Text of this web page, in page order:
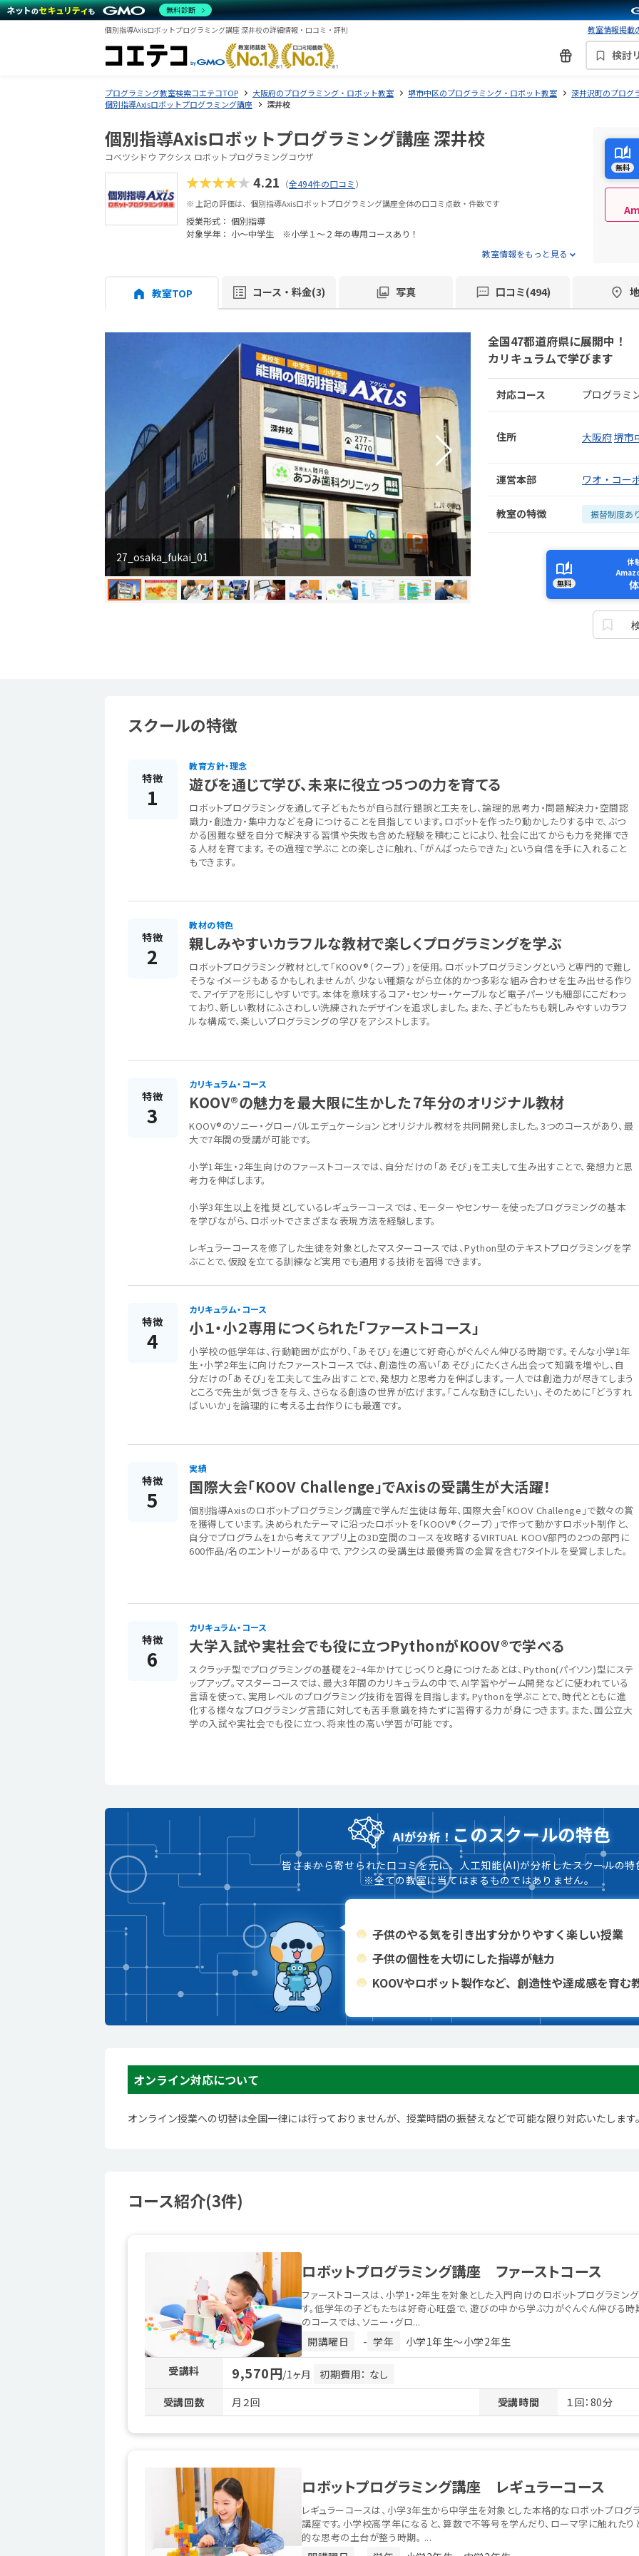
個別指導Axisロボットプログラミング講座 深井校の詳細情報・口コミ・評判 教室情報掲載
検討
プログラミング教室検索コエテコTOP 大阪府のプログラミング・ロボット教室 堺市中区のプログラミング・ロボット教室
深井沢町のプログ
個別指導Axisロボットプログラミング講座
深井校
個別指導Axisロボットプログラミング講座 深井校
コベツシドウ アクシス ロボットプログラミングコウザ
★★★★★4.21 （全494件の口コミ）
※ 上記の評価は、個別指導Axisロボットプログラミング講座全体の口コミ点数・件数です
授業形式： 個別指導
対象学年： 小～中学生 ※小学１～２年の専用コースあり！
教室情報をもっと見る
無料
教室TOP コース・料金(3) 写真 口コミ(494)
27_osaka_fukai_01
全国47都道府県に展開中！
カリキュラムで学びます
対応コース プログラミ
住所 大阪府堺市
運営本部 ワオ・コー
教室の特徴 振替制度あ
無料
体
スクールの特徴
特徴
1
教育方針・理念
遊びを通じて学び、未来に役立つ5つの力を育てる
ロボットプログラミングを通して子どもたちが自ら試行錯誤と工夫をし、論理的思考力・問題解決力・空間認
識力・創造力・集中力などを身につけることを目指しています。ロボットを作ったり動かしたりする中で、ぶつ
かる困難な壁を自分で解決する習慣や失敗も含めた経験を積むことにより、社会に出てからも力を発揮でき
る人材を育てます。その過程で学ぶことの楽しさに触れ、「がんばったらできた」という自信を手に入れること
もできます。
特徴
2
教材の特色
親しみやすいカラフルな教材で楽しくプログラミングを学ぶ
ロボットプログラミング教材として「KOOV®（クーブ）」を使用。ロボットプログラミングというと専門的で難し
そうなイメージもあるかもしれませんが、少ない種類ながら立体的かつ多彩な組み合わせを生み出せる作り
で、アイデアを形にしやすいです。本体を意味するコア・センサー・ケーブルなど電子パーツも細部にこだわっ
ており、新しい教材にふさわしい洗練されたデザインを追求しました。また、子どもたちも親しみやすいカラフ
ルな構成で、楽しいプログラミングの学びをアシストします。
特徴
3
カリキュラム・コース
KOOV®の魅力を最大限に生かした７年分のオリジナル教材
KOOV®のソニー・グローバルエデュケーションとオリジナル教材を共同開発しました。3つのコースがあり、最
大で7年間の受講が可能です。
小学1年生・2年生向けのファーストコースでは、自分だけの「あそび」を工夫して生み出すことで、発想力と思
考力を伸ばします。
小学3年生以上を推奨としているレギュラーコースでは、モーターやセンサーを使ったプログラミングの基本
を学びながら、ロボットでさまざまな表現方法を経験します。
レギュラーコースを修了した生徒を対象としたマスターコースでは、Python型のテキストプログラミングを学
ぶことで、仮設を立てる訓練など実用でも通用する技術を習得できます。
特徴
4
カリキュラム・コース
小１・小２専用につくられた「ファーストコース」
小学校の低学年は、行動範囲が広がり、「あそび」を通じて好奇心がぐんぐん伸びる時期です。そんな小学1年
生・小学2年生に向けたファーストコースでは、創造性の高い「あそび」にたくさん出会って知識を増やし、自
分だけの「あそび」を工夫して生み出すことで、発想力と思考力を伸ばします。一人では創造力が尽きてしまう
ところで先生が気づきを与え、さらなる創造の世界が広げます。「こんな動きにしたい」、そのために「どうすれ
ばいいか」を論理的に考える土台作りにも最適です。
特徴
5
実績
国際大会「KOOV Challenge」でAxisの受講生が大活躍！
個別指導Axisのロボットプログラミング講座で学んだ生徒は毎年、国際大会「KOOV Challenge」で数々の賞
を獲得しています。決められたテーマに沿ったロボットを「KOOV®（クーブ）」で作って動かすロボット制作と、
自分でプログラムを1から考えてアプリ上の3D空間のコースを攻略するVIRTUAL KOOV部門の2つの部門に
600作品/名のエントリーがある中で、アクシスの受講生は最優秀賞の金賞を含む7タイトルを受賞しました。
特徴
6
カリキュラム・コース
大学入試や実社会でも役に立つPythonがKOOV®で学べる
スクラッチ型でプログラミングの基礎を2~4年かけてじっくりと身につけたあとは、Python(パイソン)型にステ
ップアップ。マスターコースでは、最大3年間のカリキュラムの中で、AI学習やゲーム開発などに使われている
言語を使って、実用レベルのプログラミング技術を習得を目指します。Pythonを学ぶことで、時代とともに進
化する様々なプログラミング言語に対しても苦手意識を持たずに習得する力が身につきます。また、国公立大
学の入試や実社会でも役に立つ、将来性の高い学習が可能です。
AIが分析！ このスクールの特色
皆さまから寄せられた口コミを元に、人工知能(AI)が分析したスクールの特
※全ての教室に当てはまるものではありません。
子供のやる気を引き出す分かりやすく楽しい授業
子供の個性を大切にした指導が魅力
KOOVやロボット製作など、創造性や達成感を育む
オンライン対応について
オンライン授業への切替は全国一律には行っておりませんが、授業時間の振替えなどで可能な限り対応いたしま
コース紹介(3件)
ロボットプログラミング講座 ファーストコース
ファーストコースは、小学1・2年生を対象とした入門向けのロボットプログラミン
す。低学年の子どもたちは好奇心旺盛で、遊びの中から学ぶ力がぐんぐん伸びる時
のコースでは、ソニー・グロ...
開講曜日 - 学年 小学1年生〜小学2年生
受講料 9,570円/1ヶ月
初期費用： なし
受講回数
月２回 受講時間 １回：80分
ロボットプログラミング講座 レギュラーコース
レギュラーコースは、小学3年生から中学生を対象とした本格的なロボットプログ
講座です。小学校高学年になると、算数で不等号を学んだり、ローマ字に触れたり
的な思考の土台が整う時期。 ...
無料診断